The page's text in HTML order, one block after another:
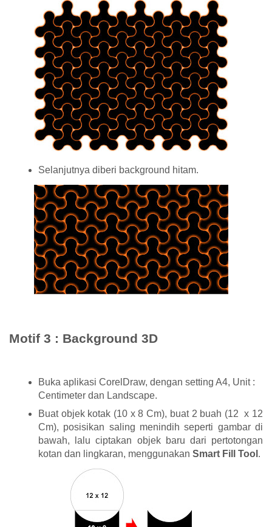
Selanjutnya diberi background hitam.
Motif 3 : Background 3D
Buka aplikasi CorelDraw, dengan setting A4, Unit :
Centimeter dan Landscape.
Buat objek kotak (10 x 8 Cm), buat 2 buah (12 x 12
Cm), posisikan saling menindih seperti gambar di
bawah, lalu ciptakan objek baru dari pertotongan
kotan dan lingkaran, menggunakan Smart Fill Tool .